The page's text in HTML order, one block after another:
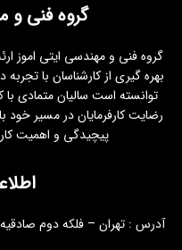
گروه فنی و
بهره گیری از کارشناسان با
توانسته است سالیان متمادی
رضایت کارفرمایان در مسیر خود
پیچیدگی و اهمیت
آدرس : تهران – فلکه دوم صادقیه –